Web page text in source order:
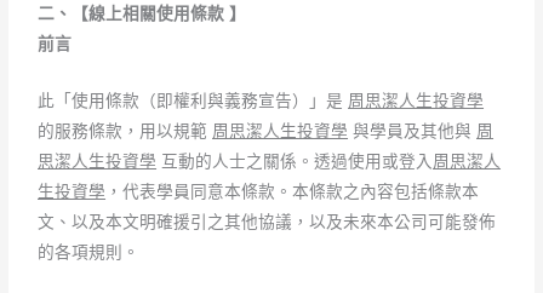
二、【線上相關使用條款 】
前言
此「使用條款（即權利與義務宣告）」是 周思潔人生投資學
的服務條款，用以規範 周思潔人生投資學 與學員及其他與 周
思潔人生投資學 互動的人士之關係。透過使用或登入周思潔人
生投資學 ，代表學員同意本條款。本條款之內容包括條款本
文、以及本文明確援引之其他協議，以及未來本公司可能發佈
的各項規則。